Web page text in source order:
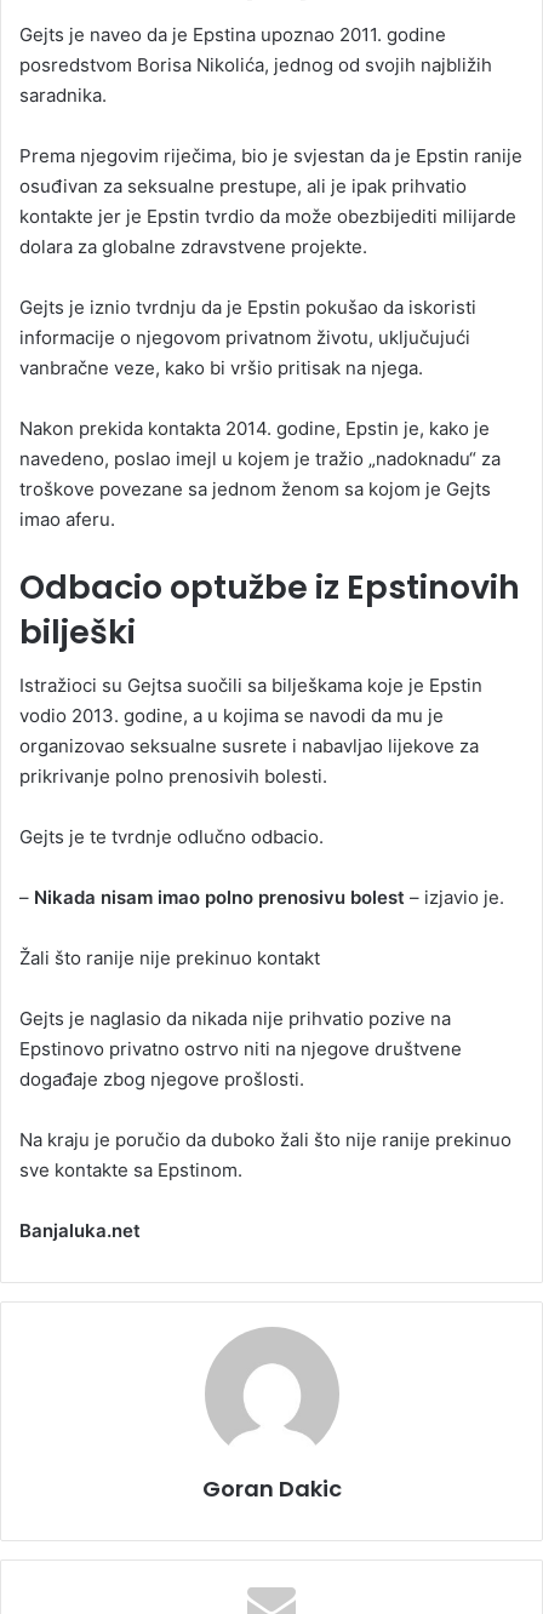
Gejts je naveo da je Epstina upoznao 2011. godine
posredstvom Borisa Nikolića, jednog od svojih najbližih
saradnika.
Prema njegovim riječima, bio je svjestan da je Epstin ranije
osuđivan za seksualne prestupe, ali je ipak prihvatio
kontakte jer je Epstin tvrdio da može obezbijediti milijarde
dolara za globalne zdravstvene projekte.
Gejts je iznio tvrdnju da je Epstin pokušao da iskoristi
informacije o njegovom privatnom životu, uključujući
vanbračne veze, kako bi vršio pritisak na njega.
Nakon prekida kontakta 2014. godine, Epstin je, kako je
navedeno, poslao imejl u kojem je tražio „nadoknadu“ za
troškove povezane sa jednom ženom sa kojom je Gejts
imao aferu.
Odbacio optužbe iz Epstinovih
bilješki
Istražioci su Gejtsa suočili sa bilješkama koje je Epstin
vodio 2013. godine, a u kojima se navodi da mu je
organizovao seksualne susrete i nabavljao lijekove za
prikrivanje polno prenosivih bolesti.
Gejts je te tvrdnje odlučno odbacio.
– Nikada nisam imao polno prenosivu bolest – izjavio je.
Žali što ranije nije prekinuo kontakt
Gejts je naglasio da nikada nije prihvatio pozive na
Epstinovo privatno ostrvo niti na njegove društvene
događaje zbog njegove prošlosti.
Na kraju je poručio da duboko žali što nije ranije prekinuo
sve kontakte sa Epstinom.
Banjaluka.net
Goran Dakic